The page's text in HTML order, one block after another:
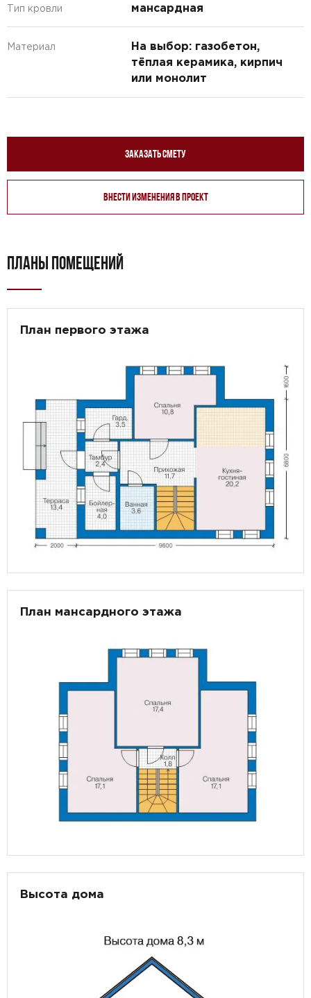
Тип кровли мансардная
Материал
На выбор: газобетон,
тёплая керамика, кирпич
или монолит
Заказать смету
Внести изменения в проект
ПЛАНЫ ПОМЕЩЕНИЙ
План первого этажа
План мансардного этажа
Высота дома